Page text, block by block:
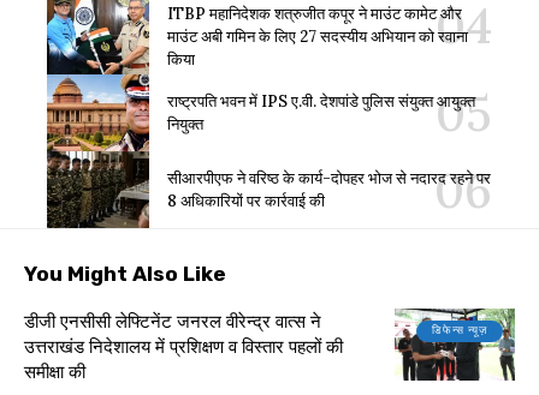
ITBP महानिदेशक शत्रुजीत कपूर ने माउंट कामेट और
माउंट अबी गमिन के लिए 27 सदस्यीय अभियान को रवाना
किया
राष्ट्रपति भवन में IPS ए.वी. देशपांडे पुलिस संयुक्त आयुक्त
नियुक्त
सीआरपीएफ ने वरिष्ठ के कार्य-दोपहर भोज से नदारद रहने पर
8 अधिकारियों पर कार्रवाई की
You Might Also Like
डिफेन्स न्यूज़
डीजी एनसीसी लेफ्टिनेंट जनरल वीरेन्द्र वात्स ने
उत्तराखंड निदेशालय में प्रशिक्षण व विस्तार पहलों की
समीक्षा की